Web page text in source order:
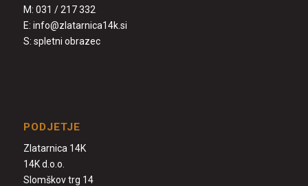
M: 031 / 217 332
E: info@zlatarnica14k.si
S: spletni obrazec
PODJETJE
Zlatarnica 14K
14K d.o.o.
Slomškov trg 14